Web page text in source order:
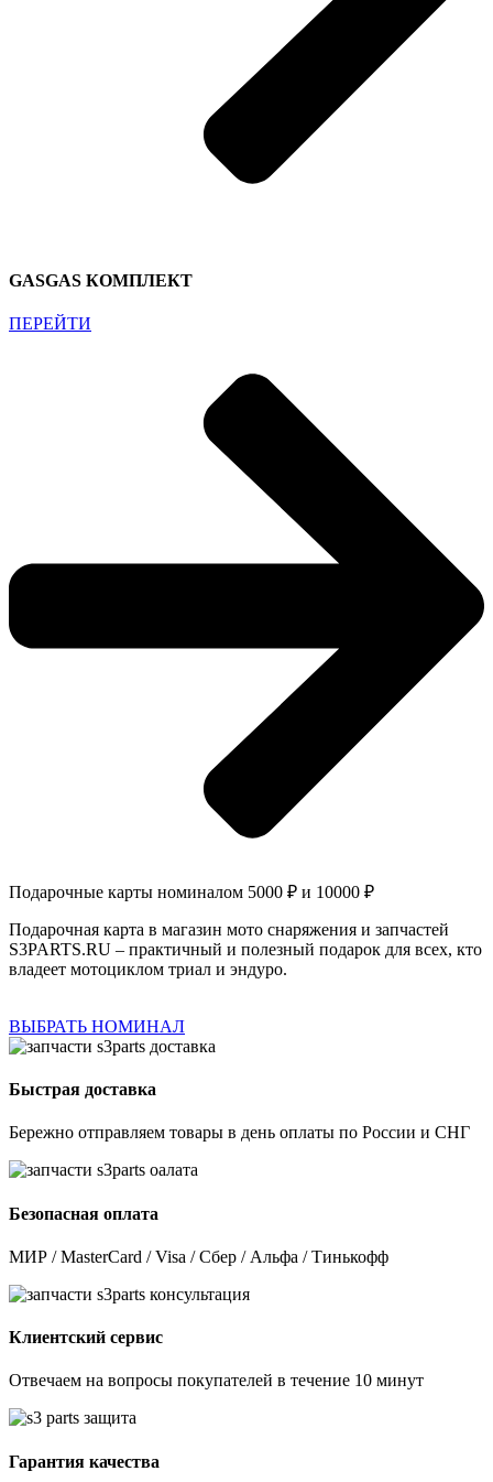
GASGAS КОМПЛЕКТ
ПЕРЕЙТИ
Подарочные карты номиналом 5000 ₽ и 10000 ₽
Подарочная карта в магазин мото снаряжения и запчастей
S3PARTS.RU – практичный и полезный подарок для всех, кто
владеет мотоциклом триал и эндуро.
ВЫБРАТЬ НОМИНАЛ
Быстрая доставка
Бережно отправляем товары в день оплаты по России и СНГ
Безопасная оплата
МИР / MasterCard / Visa / Сбер / Альфа / Тинькофф
Клиентский сервис
Отвечаем на вопросы покупателей в течение 10 минут
Гарантия качества